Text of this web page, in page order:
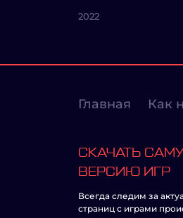
2022
Главная Как
СКАЧАТЬ
ВЕРСИЮ ИГР
Всегда следим за
страниц с играми